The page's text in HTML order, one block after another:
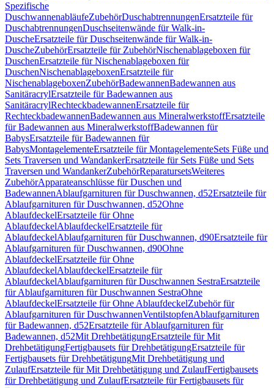
Spezifische
DuschwannenabläufeZubehörDuschabtrennungenErsatzteile für
DuschabtrennungenDuschseitenwände für Walk-in-
DuscheErsatzteile für Duschseitenwände für Walk-in-
DuscheZubehörErsatzteile für ZubehörNischenablageboxen für
DuschenErsatzteile für Nischenablageboxen für
DuschenNischenablageboxenErsatzteile für
NischenablageboxenZubehörBadewannenBadewannen aus
SanitäracrylErsatzteile für Badewannen aus
SanitäracrylRechteckbadewannenErsatzteile für
RechteckbadewannenBadewannen aus MineralwerkstoffErsatzteile
für Badewannen aus MineralwerkstoffBadewannen für
BabysErsatzteile für Badewannen für
BabysMontagelementeErsatzteile für MontagelementeSets Füße und
Sets Traversen und WandankerErsatzteile für Sets Füße und Sets
Traversen und WandankerZubehörReparatursetsWeiteres
ZubehörApparateanschlüsse für Duschen und
BadewannenAblaufgarnituren für Duschwannen, d52Ersatzteile für
Ablaufgarnituren für Duschwannen, d52Ohne
AblaufdeckelErsatzteile für Ohne
AblaufdeckelAblaufdeckelErsatzteile für
AblaufdeckelAblaufgarnituren für Duschwannen, d90Ersatzteile für
Ablaufgarnituren für Duschwannen, d90Ohne
AblaufdeckelErsatzteile für Ohne
AblaufdeckelAblaufdeckelErsatzteile für
AblaufdeckelAblaufgarnituren für Duschwannen SestraErsatzteile
für Ablaufgarnituren für Duschwannen SestraOhne
AblaufdeckelErsatzteile für Ohne AblaufdeckelZubehör für
Ablaufgarnituren für DuschwannenVentilstopfenAblaufgarnituren
für Badewannen, d52Ersatzteile für Ablaufgarnituren für
Badewannen, d52Mit DrehbetätigungErsatzteile für Mit
DrehbetätigungFertigbausets für DrehbetätigungErsatzteile für
Fertigbausets für DrehbetätigungMit Drehbetätigung und
ZulaufErsatzteile für Mit Drehbetätigung und ZulaufFertigbausets
für Drehbetätigung und ZulaufErsatzteile für Fertigbausets für